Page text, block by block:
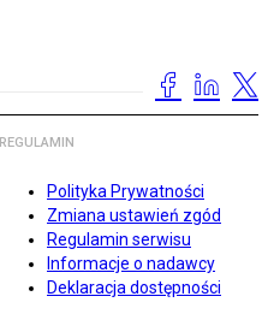
REGULAMIN
Polityka Prywatności
Zmiana ustawień zgód
Regulamin serwisu
Informacje o nadawcy
Deklaracja dostępności